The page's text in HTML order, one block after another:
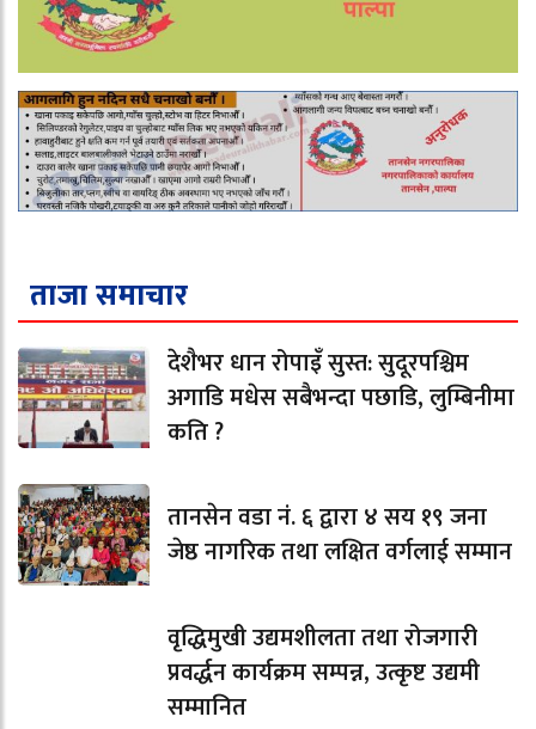
ताजा समाचार
देशैभर धान रोपाइँ सुस्त: सुदूरपश्चिम
अगाडि मधेस सबैभन्दा पछाडि, लुम्बिनीमा
कति ?
तानसेन वडा नं. ६ द्वारा ४ सय १९ जना
जेष्ठ नागरिक तथा लक्षित वर्गलाई सम्मान
वृद्धिमुखी उद्यमशीलता तथा रोजगारी
प्रवर्द्धन कार्यक्रम सम्पन्न, उत्कृष्ट उद्यमी
सम्मानित